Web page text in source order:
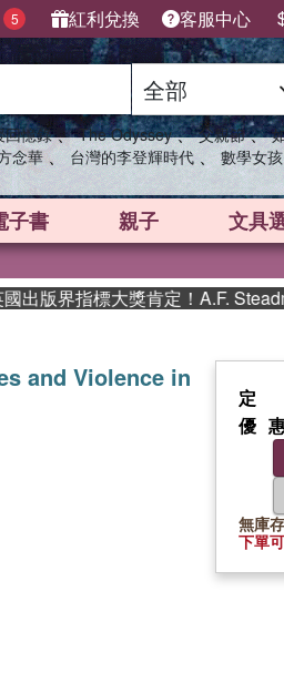
5 紅利兌換 客服中心
回憶錄 、 The Odyssey 、 父親節 、
念華 、 台灣的李登輝時代 、 數學女
子書 親子 文具
版界指標大獎肯定！A.F.
and Violence in
定
優
無庫
下單